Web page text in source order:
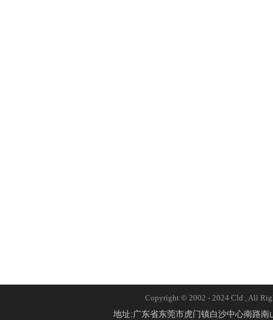
Copyright © 2002 - 2024 Cld , All
地址:广东省东莞市虎门镇白沙中心南路